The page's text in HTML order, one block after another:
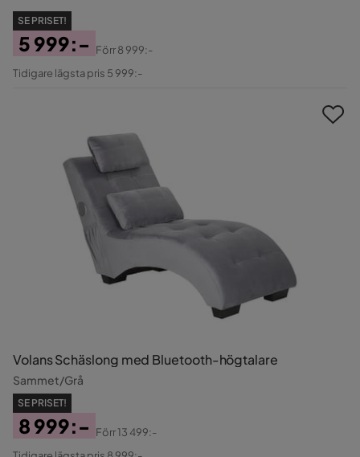
SE PRISET!
Pris
5 999:-
Original
Förr8 999:-
Tidigare lägsta pris 5 999:-
Volans Schäslong med Bluetooth-högtalare
Sammet/Grå
SE PRISET!
Pris
8 999:-
Original
Förr13 499:-